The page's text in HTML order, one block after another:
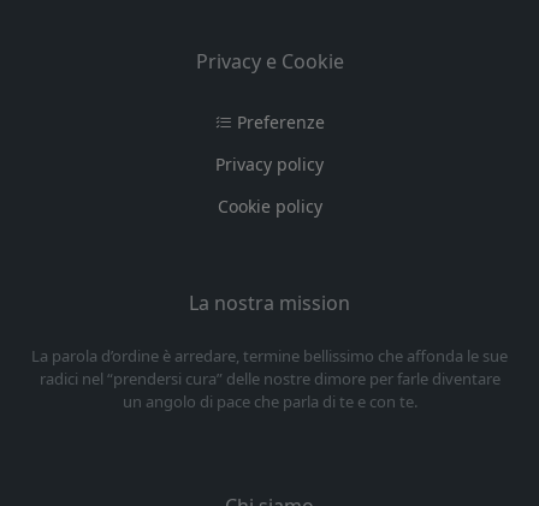
Privacy e Cookie
Preferenze
Privacy policy
Cookie policy
La nostra mission
La parola d’ordine è arredare, termine bellissimo che affonda le sue
radici nel “prendersi cura” delle nostre dimore per farle diventare
un angolo di pace che parla di te e con te.